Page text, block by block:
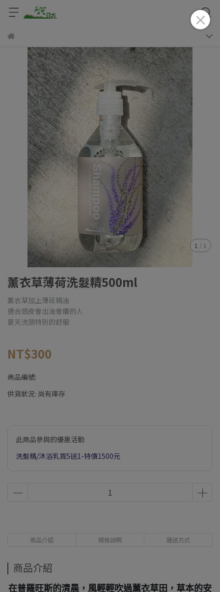
1 / 1
薰衣草薄荷洗髮精500ml
薰衣草加上薄荷精油
適合頭皮會出油會癢的人
夏天洗頭特別的舒服
NT$300
商品編號:
供貨狀況: 尚有庫存
此商品參與的優惠活動
洗髮精/沐浴乳買5送1-特價1500元
商品介紹 規格說明 運送方式
商品介紹
在普羅旺斯的清晨，風輕輕吹過薰衣草田，草本的安